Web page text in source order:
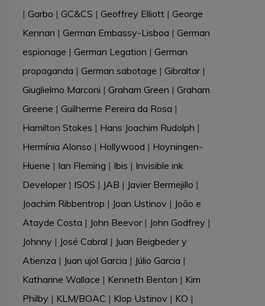
| Garbo | GC&CS | Geoffrey Elliott| George
Kennan | German Embassy-Lisboa | German
espionage | German Legation | German
propaganda | German sabotage | Gibraltar|
Giuglielmo Marconi | Graham Green | Graham
Greene | Guilherme Pereira da Rosa |
Hamilton Stokes | Hans Joachim Rudolph |
Hermínia Alonso | Hollywood | Hoyningen-
Huene | Ian Fleming | Ibis | Invisible ink
Developer| ISOS | JAB | Javier Bermejillo |
Joachim Ribbentrop | Joan Ustinov | João e
Atayde Costa | John Beevor| John Godfrey |
Johnny | José Cabral | Juan Beigbeder y
Atienza | Juan ujol Garcia | Júlio Garcia |
Katharine Wallace | Kenneth Benton | Kim
Philby | KLM/BOAC | Klop Ustinov | KO |